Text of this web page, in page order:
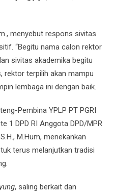
menyebut respons sivitas
“Begitu nama calon rektor
sivitas akademika begitu
rektor terpilih akan mampu
lembaga ini dengan baik.
Pembina YPLP PT PGRI
1 DPD RI Anggota DPD/MPR
M.Hum, menekankan
terus melanjutkan tradisi
, saling berkait dan